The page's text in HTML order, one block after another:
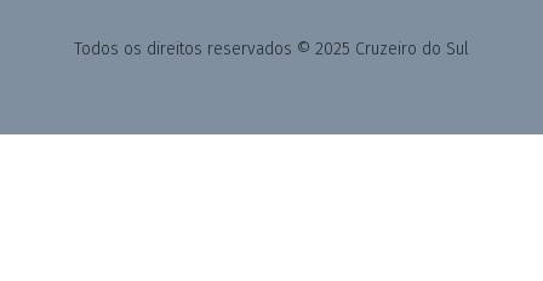
Todos os direitos reservados © 2025 Cruzeiro do Sul